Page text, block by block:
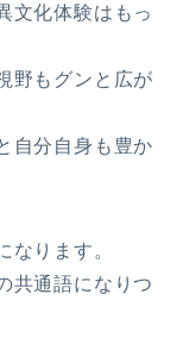
文化体験はもっ
野もグンと広が
自分自身も豊か
なります。
共通語になりつ